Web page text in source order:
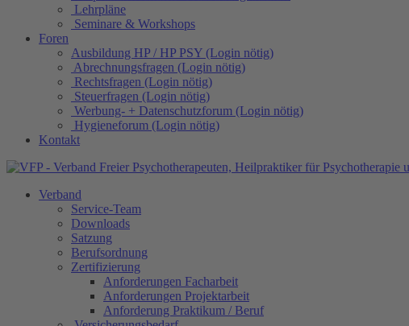
Lehrpläne
Seminare & Workshops
Foren
Ausbildung HP / HP PSY (Login nötig)
Abrechnungsfragen (Login nötig)
Rechtsfragen (Login nötig)
Steuerfragen (Login nötig)
Werbung- + Datenschutzforum (Login nötig)
Hygieneforum (Login nötig)
Kontakt
Verband
Service-Team
Downloads
Satzung
Berufsordnung
Zertifizierung
Anforderungen Facharbeit
Anforderungen Projektarbeit
Anforderung Praktikum / Beruf